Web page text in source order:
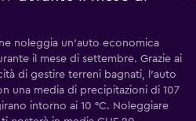
noleggia un'auto economica
il mese di settembre. Grazie ai
di gestire terreni bagnati, l'auto
una media di precipitazioni di 107
intorno ai 10 °C. Noleggiare